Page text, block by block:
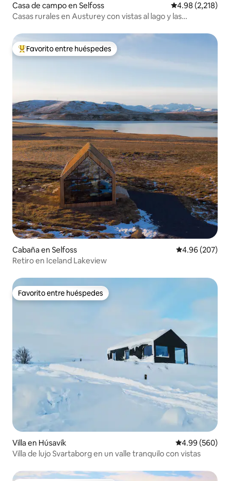
Casa de campo en Selfoss Calificación
4.98 (2,218)
Casas rurales en Austurey con vistas al lago y las
Favorito entre huéspedes preferido
Favorito entre huéspedes
Cabaña en Selfoss Calificación
4.96 (207)
Retiro en Iceland Lakeview
Favorito entre huéspedes
Favorito entre huéspedes
Villa en Húsavík Calificación
4.99 (560)
Villa de lujo Svartaborg en un valle tranquilo con vistas